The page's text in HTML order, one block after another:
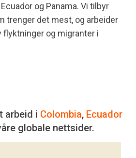
og Panama. Vi tilbyr
trenger det mest, og arbeider
flyktninger og migranter i
arbeid i Colombia, Ecuador
globale nettsider.